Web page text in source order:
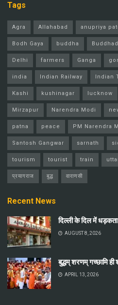
Tags
Agra Allahabad anupriya
Bodh Gaya buddha
Delhi farmers Ganga
india Indian Railway Indian
Kashi kushinagar lucknow
Mirzapur Narendra Modi
patna peace PM Narendra
Santosh Gangwar sarnath
tourism tourist train
प्रयागराज बुद्ध वाराणसी
Recent News
दिल्ली के दिल में धड़कता
AUGUST 8, 2026
बुद्धम् शरणम् गच्छामि ही
APRIL 13, 2026